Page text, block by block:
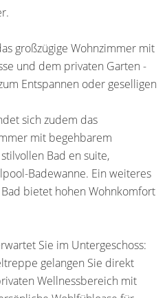
großzügige Wohnzimmer mit
und dem privaten Garten -
Entspannen oder geselligen
sich zudem das
mit begehbarem
Bad en suite,
Badewanne. Ein weiteres
bietet hohen Wohnkomfort
Sie im Untergeschoss:
gelangen Sie direkt
Wellnessbereich mit